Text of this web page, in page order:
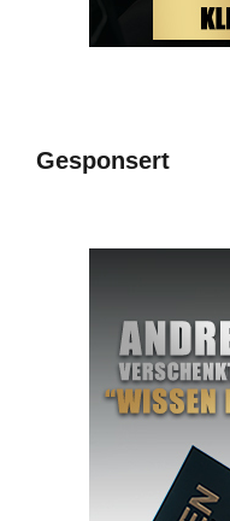
Gesponsert